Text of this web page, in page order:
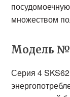
множеством
Модель №
Серия 4